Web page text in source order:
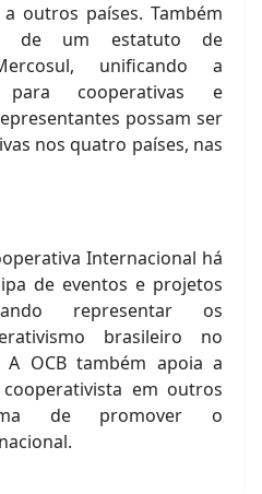
outros países. Também
de um estatuto de
unificando a
para cooperativas e
possam ser
nos quatro países, nas
Internacional há
de eventos e projetos
representar os
brasileiro no
A OCB também apoia a
em outros
de promover o